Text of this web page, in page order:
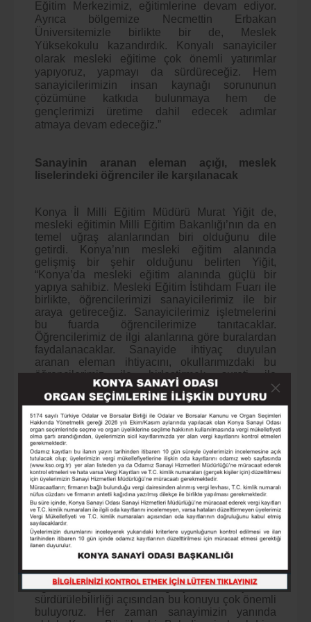
Eğitim Merkezimiz, eğitimlerine devam ediyor.
Ayrıca bölgemize Necmettin Erbakan
Üniversitemizle birlikte bir de, Meslek
Yüksekokulu kazandırdık. Konyalı sanayiciler
olarak mesleki eğitime çok önemli yatırımlar
yapıyoruz, yapmayı da sürdüreceğiz. Hem
sanayicilerimizin insan kaynağı sorununun
çözümüne katkıda bulunmaya hem de
gençlerimizi üretime dahil edecek adımlar
atmaya devam edeceğiz.”
Sanayinin aranan eleman açığı, meslek
liselerindeki öğrenciler ile karşılanacak
Konya İl Milli Eğitim Müdürü Murat Yiğit de,
mesleki eğitimin Milli Eğitim Bakanlığı’nın da en
temel uğraş alanlarından biri olduğunu dile
getirdi. Konya’nın mesleki eğitim alanında
gelişmiş bir şehir olduğunu belirten Yiğit,
“Konya’da mesleki eğitim alanında güçlü bir
yapıya sahibiz. Mesleki Eğitim İstihdam Fuarı ile
birlikte, öğrencilerimizi sanayicilerimiz ile bir
araya getireceğiz. Sanayicilerimiz işletmelerini
bu fuarda öğrencilerimize tanıtacaklar.
Öğrencilerimiz de ilgi alanlarına göre buralardan
faydalanacaklar. Sanayide ihtiyaç duyulan
aranan eleman ihtiyacını, okullarımızdaki bu
öğrencilerimiz ile birleştirmek sureti ile
karşılamayı amaçlıyoruz” ifadelerini kullandı.
Sanayinin sürdürülebilirliği için mesleki eğitim
çok önemli
Konya Büyükşehir Belediye Başkan Vekili
Mustafa Uzbaş da, belediye olarak her zaman
öğrencilerin yanında olduklarını söyleyerek,
şöyle konuştu: “Daha önce Mesleki Eğitim
Tanıtma ve Yönlendirme Protokolünü
imzalamıştık. Bugün de Mesleki Eğitim İstihdam
Fuarı için bir araya geldik. Konya Büyükşehir
Belediyesi olarak her daim öğrencilerimizin
yanında olduk, bunların da en başında mesleki
eğitim öğrencilerimiz geliyor. Sanayimizin
sürdürülebilirliği açısından bu konuyu çok önemli
buluyoruz. Her zaman sanayimizin yanında